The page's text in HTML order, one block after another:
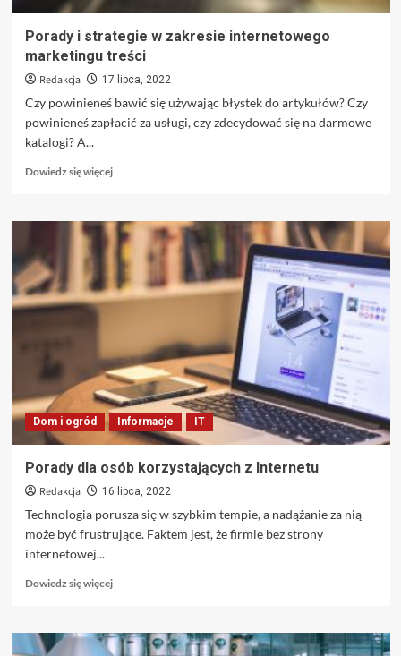
Porady i strategie w zakresie internetowego
marketingu treści
Redakcja 17 lipca, 2022
Czy powinieneś bawić się używając błystek do artykułów? Czy
powinieneś zapłacić za usługi, czy zdecydować się na darmowe
katalogi? A...
Dowiedz się więcejDowiedz
o
Porady
strategie
w
zakresie
treści
Dom i ogród Informacje IT
Porady dla osób korzystających z Internetu
Redakcja 16 lipca, 2022
Technologia porusza się w szybkim tempie, a nadążanie za nią
może być frustrujące. Faktem jest, że firmie bez strony
internetowej...
Dowiedz się więcejDowiedz
o
Porady